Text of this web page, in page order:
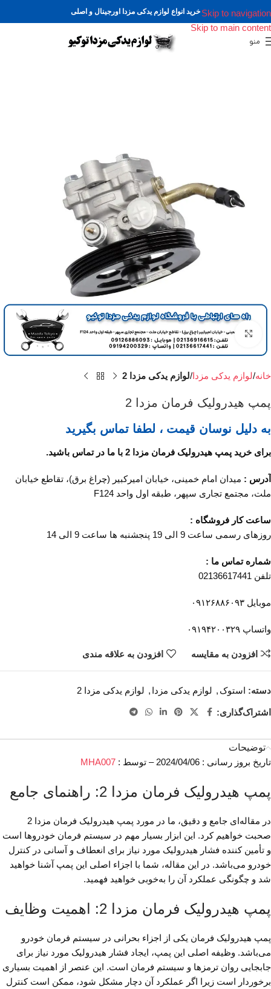
Skip to navigation
Skip to main content
خرید انواع لوازم یدکی مزدا اورجینال و اصلی
منو
برای بزرگنمایی کلیک کنید
خانه لوازم یدکی مزدا لوازم یدکی مزدا 2
پمپ هیدرولیک فرمان مزدا 2
به دلیل نوسان قیمت ، لطفا تماس بگیرید
برای خرید پمپ هیدرولیک فرمان مزدا 2 با ما در تماس باشید.
آدرس : میدان امام خمینی، خیابان امیرکبیر (چراغ برق)، تقاطع خیابان
ملت، مجتمع تجاری سپهر، طبقه اول واحد F124
ساعت کار فروشگاه :
روزهای رسمی ساعت 9 الی 19 پنجشنبه ها ساعت 9 الی 14
شماره تماس ما :
تلفن 02136617441
موبایل ۰۹۱۲۶۸۸۶۰۹۳
واتساپ ۰۹۱۹۴۲۰۰۳۲۹
افزودن به مقایسه افزودن به علاقه مندی
دسته: استوک , لوازم یدکی مزدا , لوازم یدکی مزدا 2
اشتراک‌گذاری:
توضیحات
تاریخ بروز رسانی : 2024/04/06 – توسط :
MHA007
پمپ هیدرولیک فرمان مزدا 2: راهنمای جامع
در مقاله‌ای جامع و دقیق، ما در مورد پمپ هیدرولیک فرمان مزدا 2
صحبت خواهیم کرد. این ابزار بسیار مهم در سیستم فرمان خودروها است
و تأمین کننده فشار هیدرولیک مورد نیاز برای انعطاف و آسانی در کنترل
خودرو می‌باشد. در این مقاله، شما با اجزاء اصلی این پمپ آشنا خواهید
شد و چگونگی عملکرد آن را به‌خوبی خواهید فهمید.
پمپ هیدرولیک فرمان مزدا 2: اهمیت وظایف
پمپ هیدرولیک فرمان یکی از اجزاء بحرانی در سیستم فرمان خودرو
می‌باشد. وظیفه اصلی این پمپ، ایجاد فشار هیدرولیک مورد نیاز برای
جابجایی روان ترمزها و سیستم فرمان است. این عنصر از اهمیت بسیاری
برخوردار است زیرا اگر عملکرد آن دچار مشکل شود، ممکن است کنترل